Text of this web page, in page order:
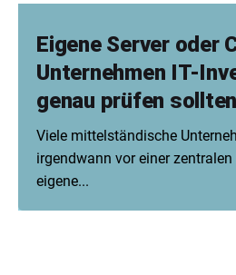
Eigene Server oder
Unternehmen IT-
genau prüfen sollten
Viele mittelständische
irgendwann vor einer
eigene...